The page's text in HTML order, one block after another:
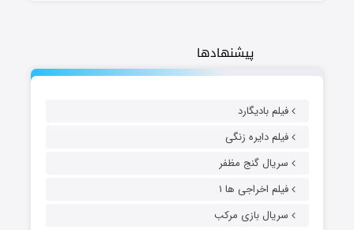
پیشنهادها
فیلم بادیگارد
فیلم دایره زنگی
سریال گنج مظفر
فیلم اخراجی ها ۱
سریال بازی مرکب